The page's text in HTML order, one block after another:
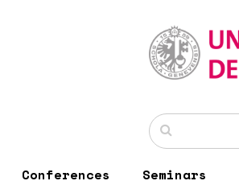
Conferences Seminars